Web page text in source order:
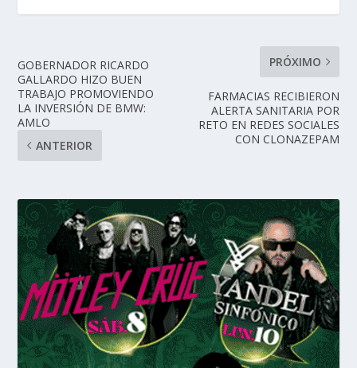
GOBERNADOR RICARDO
GALLARDO HIZO BUEN
TRABAJO PROMOVIENDO
LA INVERSIÓN DE BMW:
AMLO
ANTERIOR
PRÓXIMO
FARMACIAS RECIBIERON
ALERTA SANITARIA POR
RETO EN REDES SOCIALES
CON CLONAZEPAM